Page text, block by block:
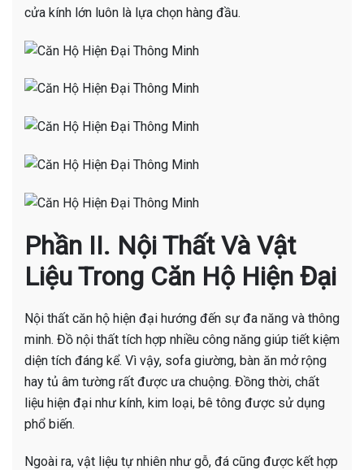
cửa kính lớn luôn là lựa chọn hàng đầu.
Phần II. Nội Thất Và Vật
Liệu Trong Căn Hộ Hiện Đại
Nội thất căn hộ hiện đại hướng đến sự đa năng và thông
minh. Đồ nội thất tích hợp nhiều công năng giúp tiết kiệm
diện tích đáng kể. Vì vậy, sofa giường, bàn ăn mở rộng
hay tủ âm tường rất được ưa chuộng. Đồng thời, chất
liệu hiện đại như kính, kim loại, bê tông được sử dụng
phổ biến.
Ngoài ra, vật liệu tự nhiên như gỗ, đá cũng được kết hợp